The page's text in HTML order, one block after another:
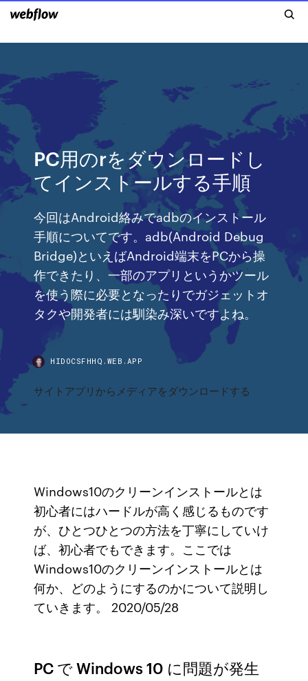
PC用のrをダウンロードし
てインストールする手順
今回はAndroid絡みでadbのインストール
手順についてです。adb(Android Debug
Bridge)といえばAndroid端末をPCから操
作できたり、一部のアプリというかツール
を使う際に必要となったりでガジェットオ
タクや開発者には馴染み深いですよね。
HIDOCSFHHQ.WEB.APP
サイトアプリからメディアをダウンロードする
Windows10のクリーンインストールとは
初心者にはハードルが高く感じるものです
が、ひとつひとつの方法を丁寧にしていけ
ば、初心者でもできます。ここでは
Windows10のクリーンインストールとは
何か、どのようにするのかについて説明し
ていきます。 2020/05/28
PC で Windows 10 に問題が発生